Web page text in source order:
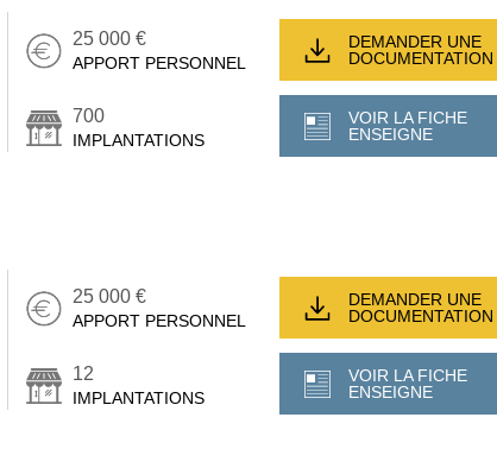
25 000 €
APPORT PERSONNEL
700
IMPLANTATIONS
DEMANDER UNE
DOCUMENTATION
VOIR LA FICHE
ENSEIGNE
25 000 €
APPORT PERSONNEL
12
IMPLANTATIONS
DEMANDER UNE
DOCUMENTATION
VOIR LA FICHE
ENSEIGNE